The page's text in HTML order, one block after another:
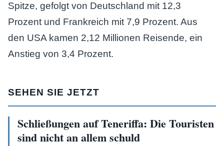
Spitze, gefolgt von Deutschland mit 12,3
Prozent und Frankreich mit 7,9 Prozent. Aus
den USA kamen 2,12 Millionen Reisende, ein
Anstieg von 3,4 Prozent.
SEHEN SIE JETZT
Schließungen auf Teneriffa: Die Touristen
sind nicht an allem schuld